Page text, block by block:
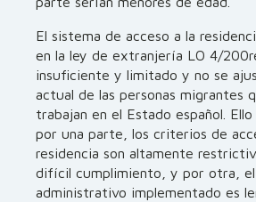
El sistema de acceso a la
en la ley de extranjería LO 4/
insuficiente y limitado y no se
actual de las personas migrantes
trabajan en el Estado español.
por una parte, los criterios de
residencia son altamente
difícil cumplimiento, y por otra,
administrativo implementado es